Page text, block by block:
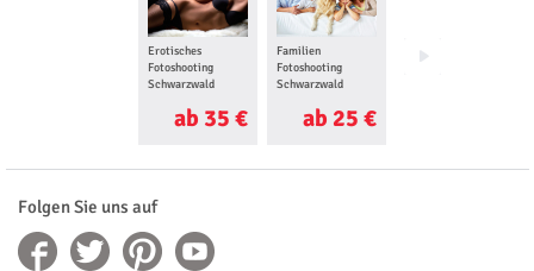
Erotisches
Fotoshooting
Schwarzwald
ab 35 €
Familien
Fotoshooting
Schwarzwald
ab 25 €
Foto Love Story für
Folgen Sie uns auf